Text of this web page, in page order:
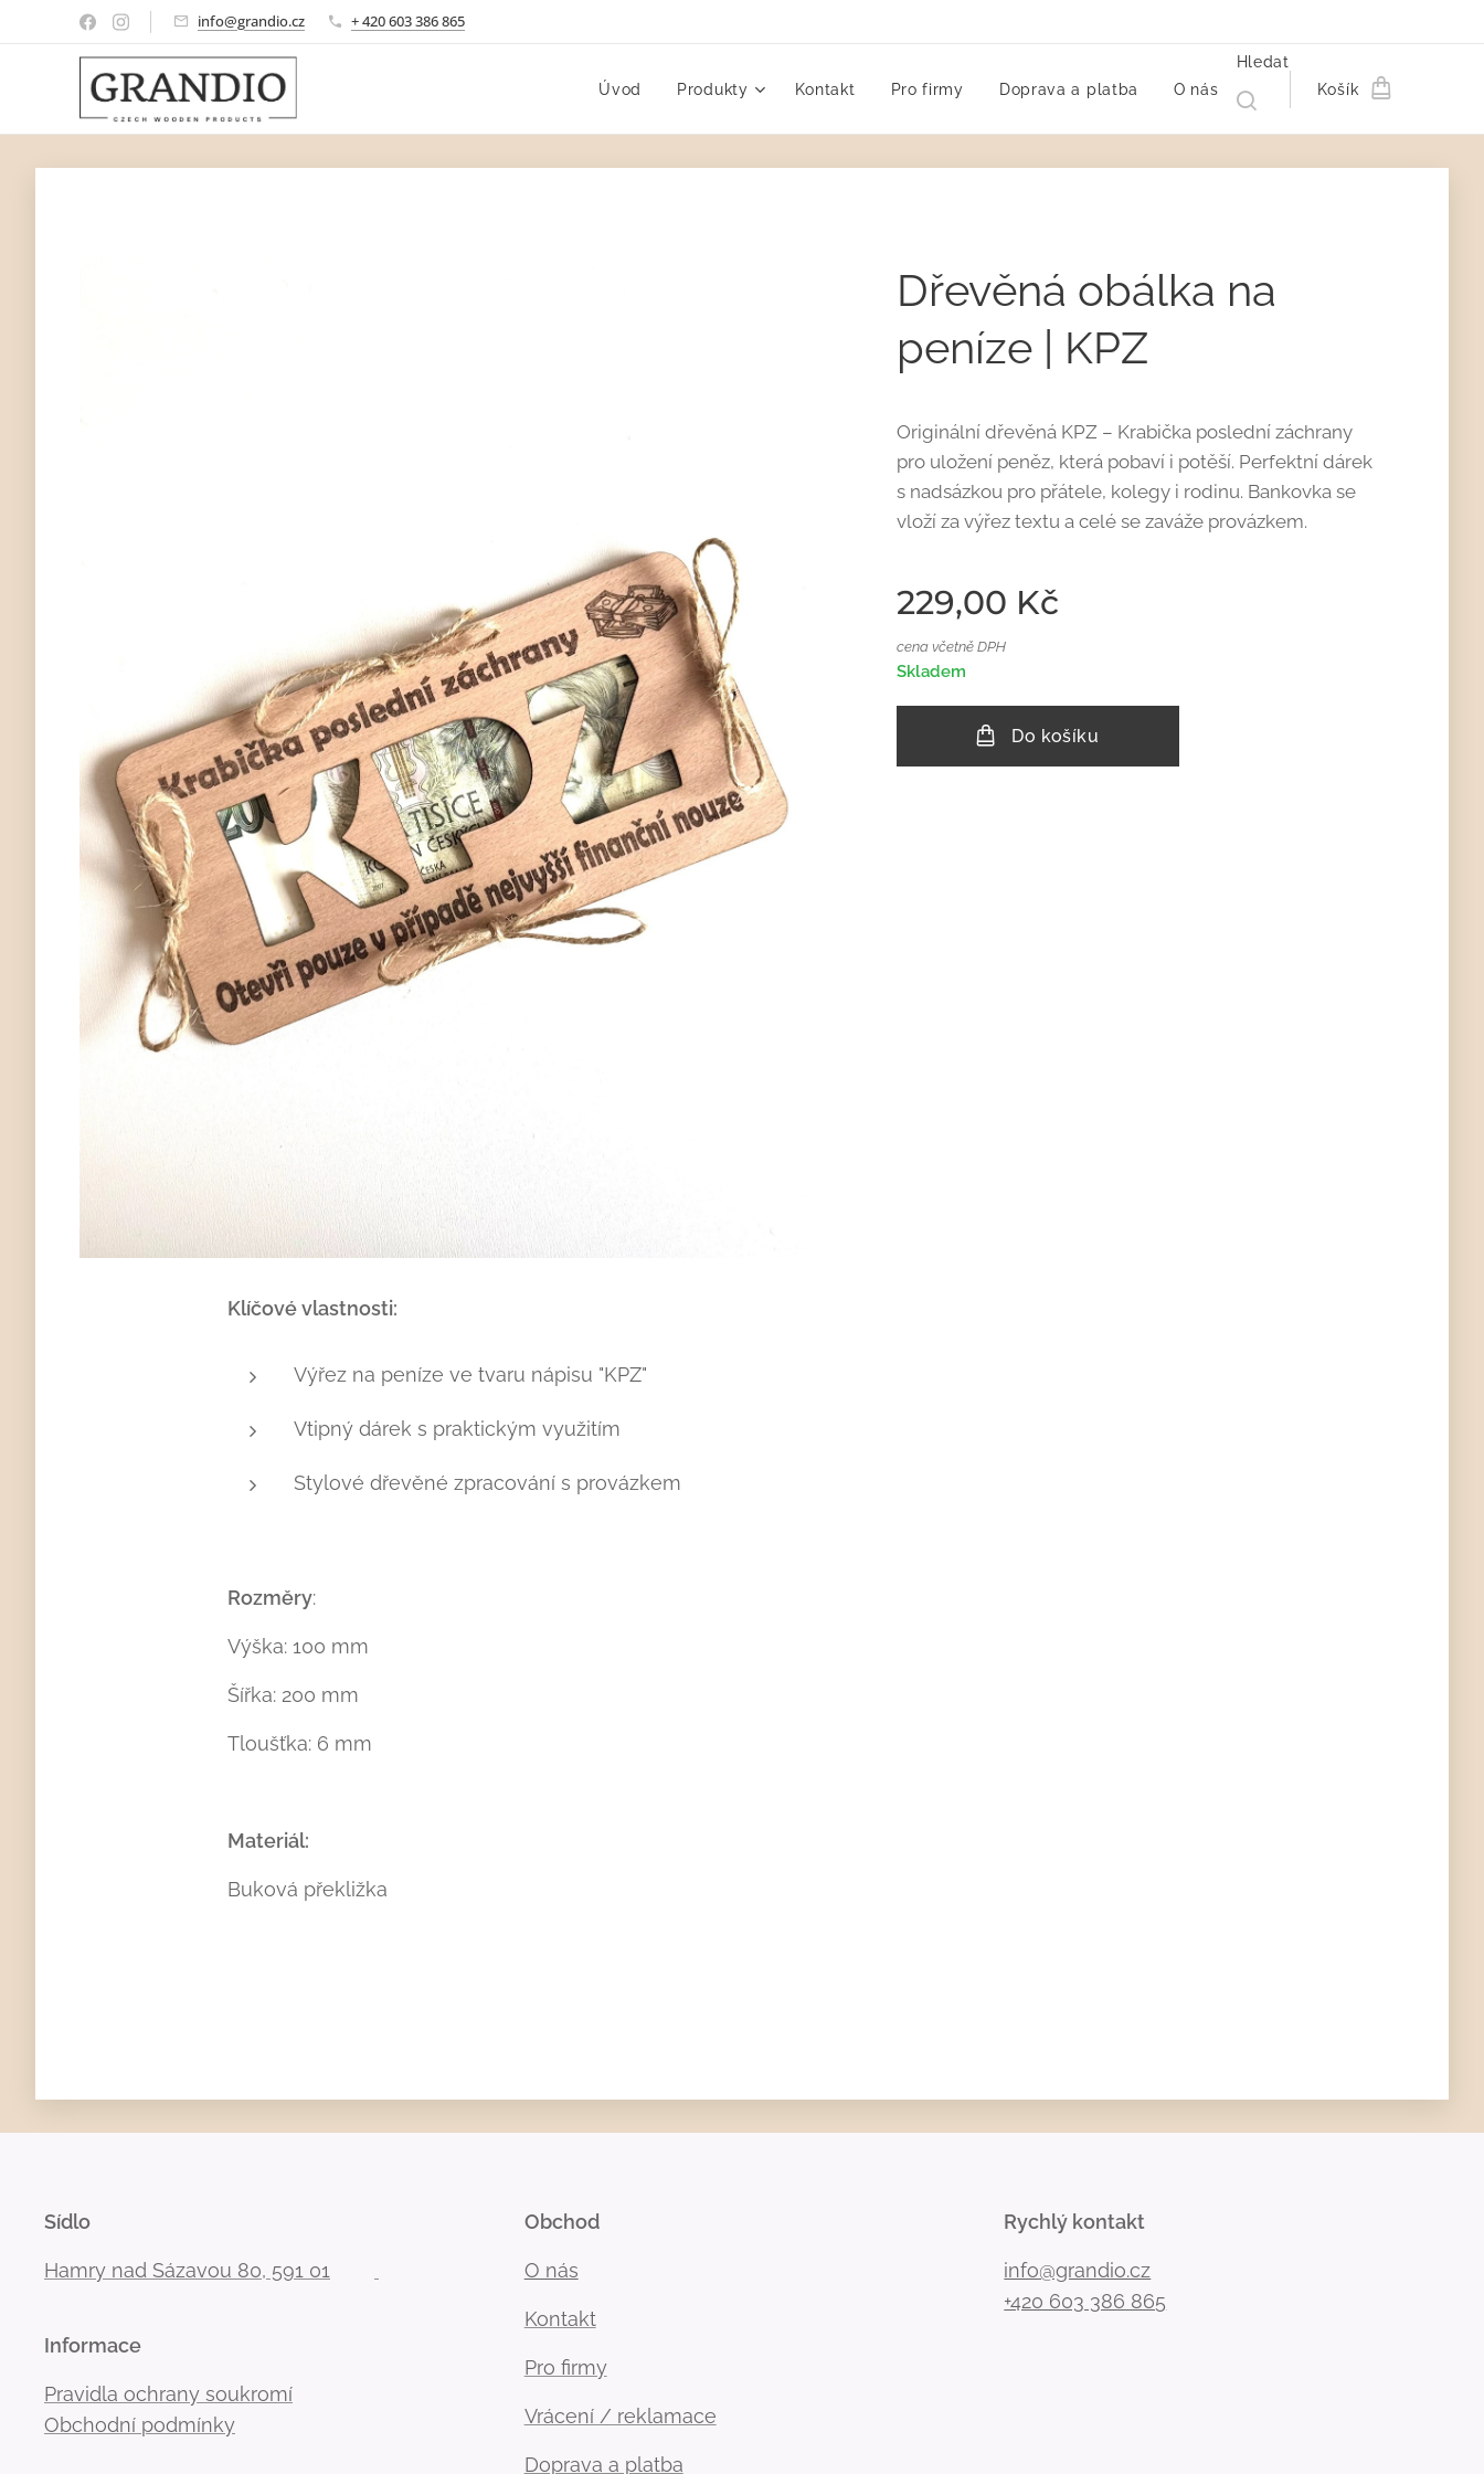
info@grandio.cz + 420 603 386 865
Úvod Produkty Kontakt Pro firmy Doprava a platba O nás
Hledat
Košík
Dřevěná obálka na
peníze | KPZ
Originální dřevěná KPZ – Krabička poslední záchrany
pro uložení peněz, která pobaví i potěší. Perfektní dárek
s nadsázkou pro přátele, kolegy i rodinu. Bankovka se
vloží za výřez textu a celé se zaváže provázkem.
229,00 Kč
cena včetně DPH
Skladem
Do košíku
Klíčové vlastnosti:
Výřez na peníze ve tvaru nápisu "KPZ"
Vtipný dárek s praktickým využitím
Stylové dřevěné zpracování s provázkem
Rozměry:
Výška: 100 mm
Šířka: 200 mm
Tloušťka: 6 mm
Materiál:
Buková překližka
Sídlo
Hamry nad Sázavou 80, 591 01
Informace
Pravidla ochrany soukromí
Obchodní podmínky
Obchod
O nás
Kontakt
Pro firmy
Vrácení / reklamace
Doprava a platba
Rychlý kontakt
info@grandio.cz
+420 603 386 865